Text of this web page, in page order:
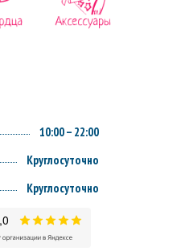
10:00 – 22:00
Круглосуточно
Круглосуточно